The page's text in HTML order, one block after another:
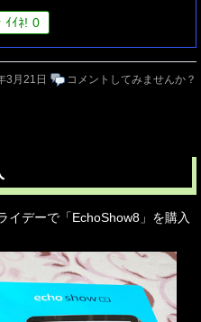
ｲｲﾈ! 0
3月21日 コメントしてみませんか？
イデーで「EchoShow8」を購入